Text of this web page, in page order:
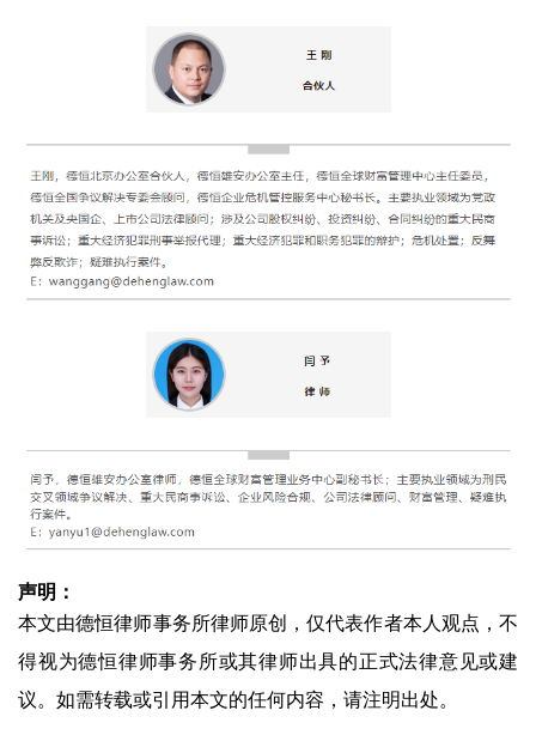
声明：
本文由德恒律师事务所律师原创，仅代表作者本人观点，不
得视为德恒律师事务所或其律师出具的正式法律意见或建
议。如需转载或引用本文的任何内容，请注明出处。